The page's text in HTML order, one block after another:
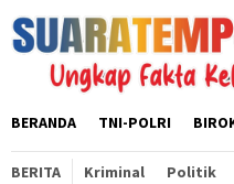
konten
BERANDA TNI-POLRI
BERITA Kriminal Politik